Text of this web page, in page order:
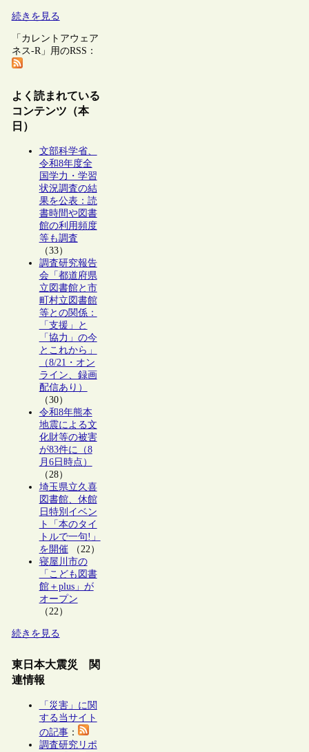
続きを見る
「カレントアウェア
ネス-R」用のRSS：
よく読まれている
コンテンツ（本
日）
文部科学省、
令和8年度全
国学力・学習
状況調査の結
果を公表：読
書時間や図書
館の利用頻度
等も調査
（33）
調査研究報告
会「都道府県
立図書館と市
町村立図書館
等との関係：
「支援」と
「協力」の今
とこれから」
（8/21・オン
ライン、録画
配信あり）
（30）
令和8年熊本
地震による文
化財等の被害
が83件に（8
月6日時点）
（28）
埼玉県立久喜
図書館、休館
日特別イベン
ト「本のタイ
トルで一句!」
を開催（22）
寝屋川市の
「こども図書
館＋plus」が
オープン
（22）
続きを見る
東日本大震災 関
連情報
「災害」に関
する当サイト
の記事：
調査研究リポ